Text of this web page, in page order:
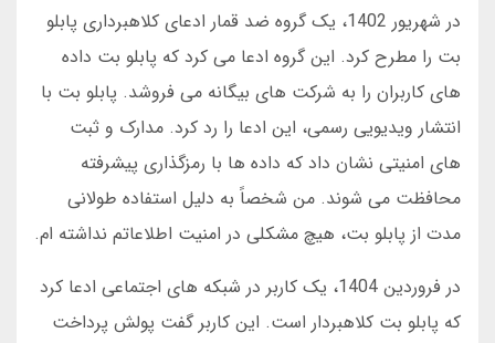
در شهریور 1402، یک گروه ضد قمار ادعای کلاهبرداری پابلو
بت را مطرح کرد. این گروه ادعا می کرد که پابلو بت داده
های کاربران را به شرکت های بیگانه می فروشد. پابلو بت با
انتشار ویدیویی رسمی، این ادعا را رد کرد. مدارک و ثبت
های امنیتی نشان داد که داده ها با رمزگذاری پیشرفته
محافظت می شوند. من شخصاً به دلیل استفاده طولانی
مدت از پابلو بت، هیچ مشکلی در امنیت اطلاعاتم نداشته ام.
در فروردین 1404، یک کاربر در شبکه های اجتماعی ادعا کرد
که پابلو بت کلاهبردار است. این کاربر گفت پولش پرداخت